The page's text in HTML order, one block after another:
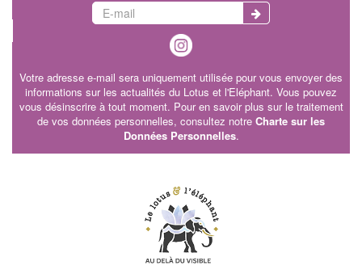
Votre adresse e-mail sera uniquement utilisée pour vous envoyer des
informations sur les actualités du Lotus et l'Eléphant. Vous pouvez
vous désinscrire à tout moment. Pour en savoir plus sur le traitement
de vos données personnelles, consultez notre Charte sur les
Données Personnelles.